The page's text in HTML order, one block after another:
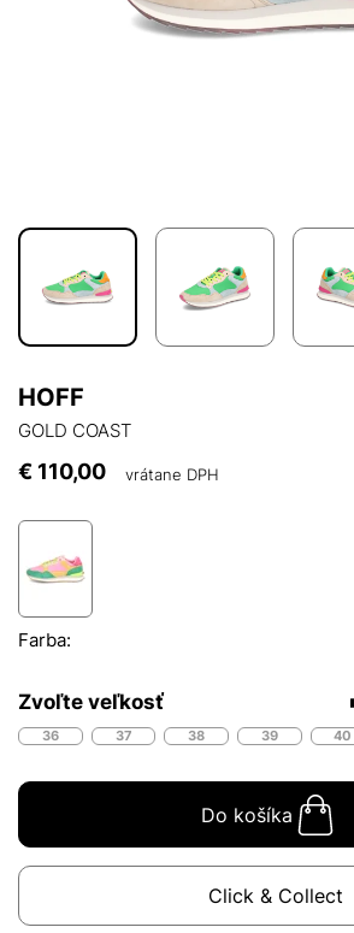
HOFF
GOLD COAST
€ 110,00 vrátane DPH
Farba:
Zvoľte veľkosť
36 37 38 39 40
Do košíka
Click & Collect